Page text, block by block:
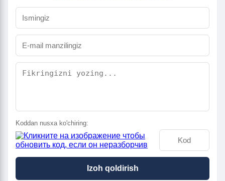
Koddan nusxa ko'chiring:
Izoh qoldirish